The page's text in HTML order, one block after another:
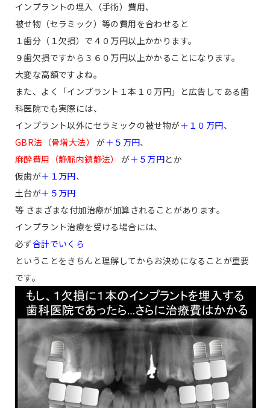
インプラントの埋入（手術）費用、
被せ物（セラミック）等の費用を合わせると
１歯分（１欠損）で４０万円以上かかります。
９歯欠損ですから３６０万円以上かかることになります。
大変な高額ですよね。
また、よく「インプラント１本１０万円」と広告してある歯
科医院でも実際には、
インプラント以外にセラミックの被せ物が＋１０万円、
GBR法（骨増大法）
が＋５万円、
麻酔費用（静脈内鎮静法）
が＋５万円とか
仮歯が＋１万円、
土台が＋５万円
等 さまざまな付加治療が加算されることがあります。
インプラント治療を受ける場合には、
必ず合計でいくら
ということをきちんと理解してからお決めになることが重要
です。